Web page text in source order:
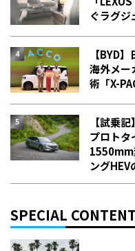
ぐラグジ
【BYD
海外メー
術「X-
【試乗
プロトタ
1550mm
ングHEV
SPECIAL